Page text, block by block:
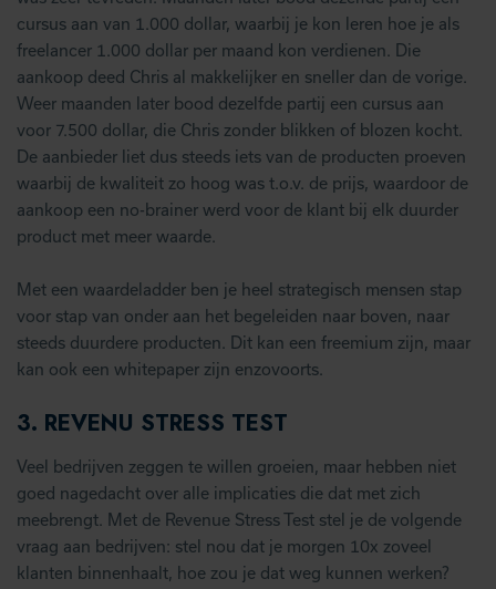
cursus aan van 1.000 dollar, waarbij je kon leren hoe je als
freelancer 1.000 dollar per maand kon verdienen. Die
aankoop deed Chris al makkelijker en sneller dan de vorige.
Weer maanden later bood dezelfde partij een cursus aan
voor 7.500 dollar, die Chris zonder blikken of blozen kocht.
De aanbieder liet dus steeds iets van de producten proeven
waarbij de kwaliteit zo hoog was t.o.v. de prijs, waardoor de
aankoop een no-brainer werd voor de klant bij elk duurder
product met meer waarde.
Met een waardeladder ben je heel strategisch mensen stap
voor stap van onder aan het begeleiden naar boven, naar
steeds duurdere producten. Dit kan een freemium zijn, maar
kan ook een whitepaper zijn enzovoorts.
3. REVENU STRESS TEST
Veel bedrijven zeggen te willen groeien, maar hebben niet
goed nagedacht over alle implicaties die dat met zich
meebrengt. Met de Revenue Stress Test stel je de volgende
vraag aan bedrijven: stel nou dat je morgen 10x zoveel
klanten binnenhaalt, hoe zou je dat weg kunnen werken?